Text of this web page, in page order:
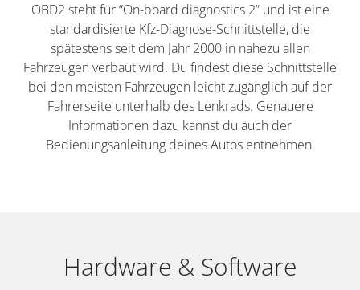
OBD2 steht für “On-board diagnostics 2” und ist eine
standardisierte Kfz-Diagnose-Schnittstelle, die
spätestens seit dem Jahr 2000 in nahezu allen
Fahrzeugen verbaut wird. Du findest diese Schnittstelle
bei den meisten Fahrzeugen leicht zugänglich auf der
Fahrerseite unterhalb des Lenkrads. Genauere
Informationen dazu kannst du auch der
Bedienungsanleitung deines Autos entnehmen.
Hardware & Software